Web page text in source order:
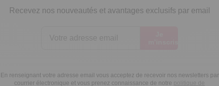
Recevez nos nouveautés et avantages exclusifs par email
En renseignant votre adresse email vous acceptez de recevoir nos newsletters par
courrier électronique et vous prenez connaissance de notre politique de